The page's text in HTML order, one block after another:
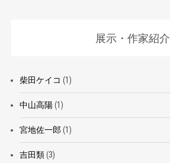
展示・作家紹介
柴田ケイコ (1)
中山高陽(1)
宮地佐一郎 (1)
吉田類(3)